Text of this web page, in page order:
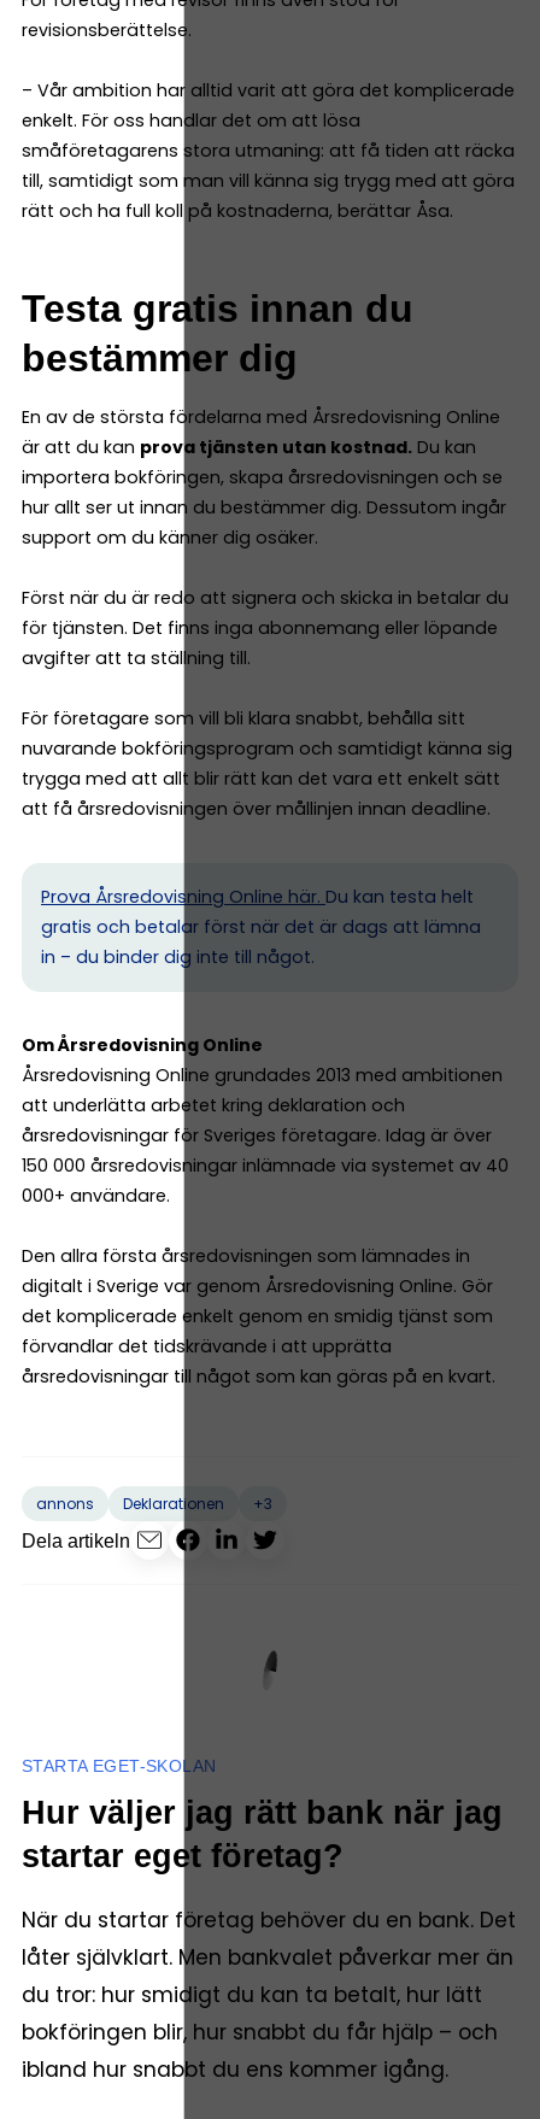
revisionsberättelse.
– Vår ambition har alltid varit att göra det komplicerade
enkelt. För oss handlar det om att lösa
småföretagarens stora utmaning: att få tiden att räcka
till, samtidigt som man vill känna sig trygg med att göra
rätt och ha full koll på kostnaderna, berättar Åsa.
Testa gratis innan du
bestämmer dig
En av de största fördelarna med Årsredovisning Online
är att du kan prova tjänsten utan kostnad. Du kan
importera bokföringen, skapa årsredovisningen och se
hur allt ser ut innan du bestämmer dig. Dessutom ingår
support om du känner dig osäker.
Först när du är redo att signera och skicka in betalar du
för tjänsten. Det finns inga abonnemang eller löpande
avgifter att ta ställning till.
För företagare som vill bli klara snabbt, behålla sitt
nuvarande bokföringsprogram och samtidigt känna sig
trygga med att allt blir rätt kan det vara ett enkelt sätt
att få årsredovisningen över mållinjen innan deadline.
Prova Årsredovisning Online här. Du kan testa helt
gratis och betalar först när det är dags att lämna
in – du binder dig inte till något.
Om Årsredovisning Online
Årsredovisning Online grundades 2013 med ambitionen
att underlätta arbetet kring deklaration och
årsredovisningar för Sveriges företagare. Idag är över
150 000 årsredovisningar inlämnade via systemet av 40
000+ användare.
Den allra första årsredovisningen som lämnades in
digitalt i Sverige var genom Årsredovisning Online. Gör
det komplicerade enkelt genom en smidig tjänst som
förvandlar det tidskrävande i att upprätta
årsredovisningar till något som kan göras på en kvart.
annons Deklarationen
+3
Dela artikeln
STARTA EGET-SKOLAN
Hur väljer jag rätt bank när jag
startar eget företag?
När du startar företag behöver du en bank. Det
låter självklart. Men bankvalet påverkar mer än
du tror: hur smidigt du kan ta betalt, hur lätt
bokföringen blir, hur snabbt du får hjälp – och
ibland hur snabbt du ens kommer igång.